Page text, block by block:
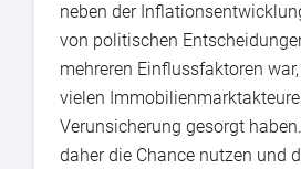
neben der
von politischen
mehreren Einflussfaktoren
vielen
Verunsicherung gesorgt
daher die Chance nutzen und